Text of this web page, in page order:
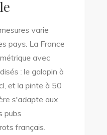
varie
pays. La France
avec
: le galopin à
et la pinte à 50
s'adapte aux
pubs
français.